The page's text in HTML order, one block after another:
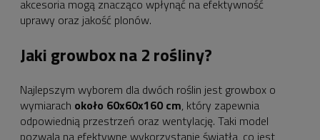
akcesoria mogą znacząco wpłynąć na efektywność
uprawy oraz jakość plonów.
Jaki growbox na 2 rośliny?
Najlepszym wyborem dla dwóch roślin jest growbox o
wymiarach około 60x60x160 cm, który zapewnia
odpowiednią przestrzeń oraz wentylację. Taki model
pozwala na efektywne wykorzystanie światła, co jest